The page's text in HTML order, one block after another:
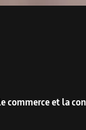
commerce et la